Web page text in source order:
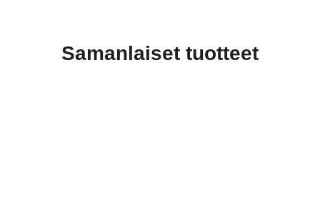
Samanlaiset tuotteet